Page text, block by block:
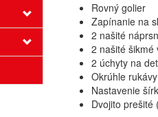
Rovný golier
Zapínanie na
2 našité
2 našité šikmé
2 úchyty na
Okrúhle rukávy
Nastavenie
Dvojito prešité